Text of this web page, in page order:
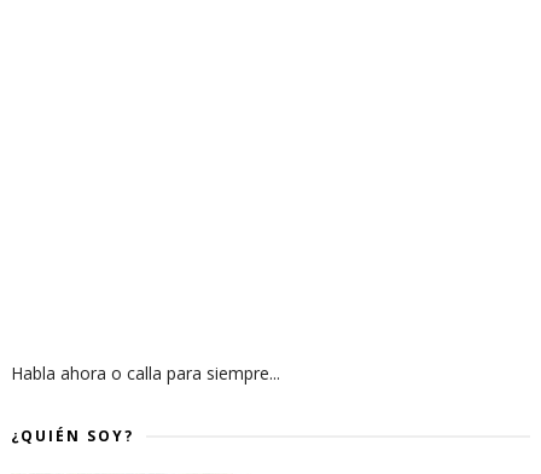
Habla ahora o calla para siempre...
¿QUIÉN SOY?